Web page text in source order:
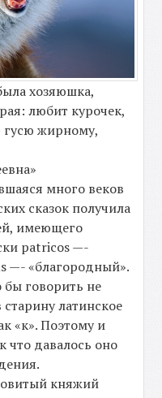
хозяюшка,
любит курочек,
гусю жирному,
много веков
сказок получила
имеющего
patricos —-
—- «благородный».
говорить не
латинское
«к». Поэтому и
что давалось оно
княжий